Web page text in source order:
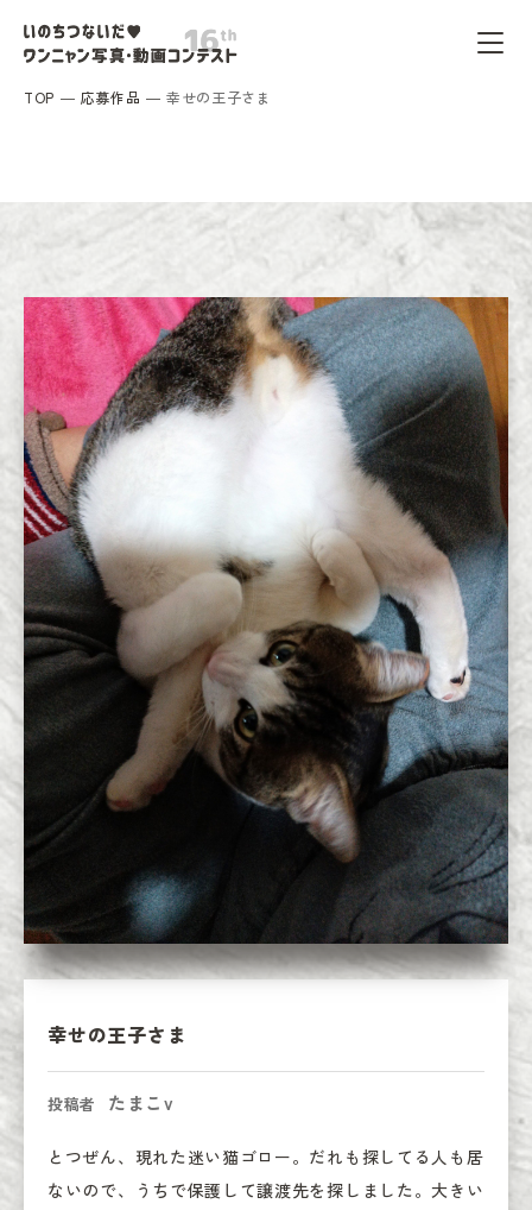
TOP 応募作品 幸せの王子さま
幸せの王子さま
投稿者 たまこv
とつぜん、現れた迷い猫ゴロー。だれも探してる人も居
ないので、うちで保護して譲渡先を探しました。大きい